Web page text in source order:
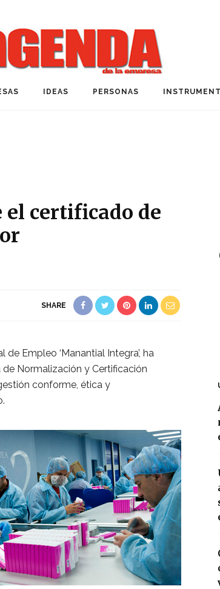
IDEAS PERSONAS
certificado de
SHARE
Empleo ‘Manantial Integra’, ha
Normalización y Certificación
conforme, ética y